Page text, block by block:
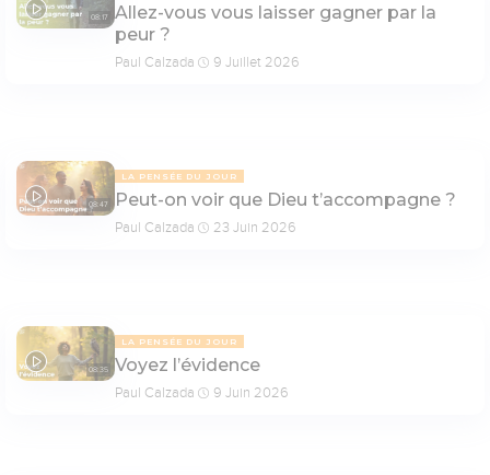
08:17
Allez-vous vous laisser gagner par la
peur ?
Paul Calzada 9 Juillet 2026
08:47
LA PENSÉE DU JOUR
Peut-on voir que Dieu t’accompagne ?
Paul Calzada 23 Juin 2026
08:35
LA PENSÉE DU JOUR
Voyez l’évidence
Paul Calzada 9 Juin 2026